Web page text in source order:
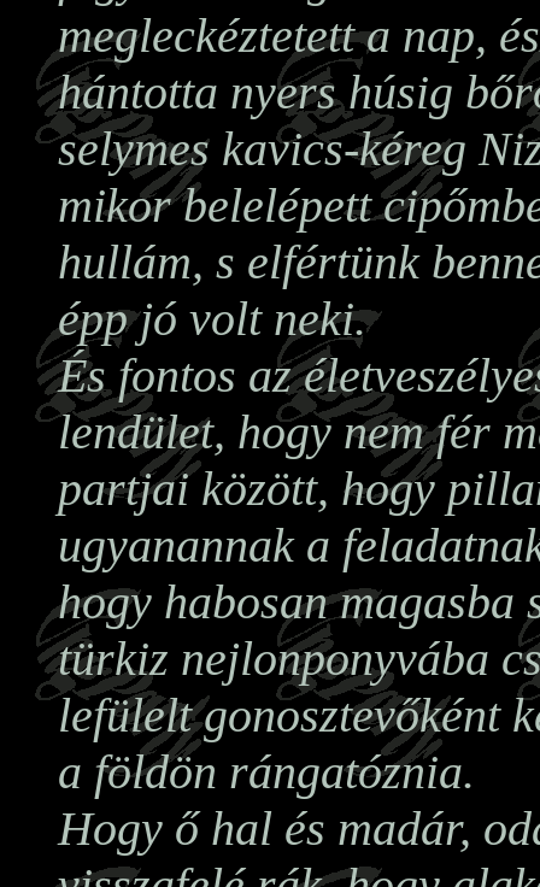
megleckéztetett a nap,
hántotta nyers húsig
selymes kavics-kéreg
mikor belelépett
hullám, s elfértünk
épp jó volt neki.
És fontos az
lendület, hogy nem fér
partjai között, hogy
ugyanannak a
hogy habosan magasba
türkiz nejlonponyvába
lefülelt gonosztevőként
a földön rángatóznia.
Hogy ő hal és madár,